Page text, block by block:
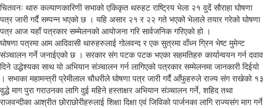
चितवनः थारु कल्याणकारिणी सभाको एकिकृत थरुहट राष्ट्रिय भेला २१ वुदेंं सौराहा घोषणा
पत्र जारी गर्दै सम्पन्न भएको छ । यहि असार २१ र २२ गते भएको भेलाले तयार गरेको घोषणा
पत्र आज यहाँ पत्रकार सम्मेलनको आयोजना गरि सार्वजनिक गरिएको हो ।
घोषणा पत्रमा आम आदिवासी थारुहरुलाई गोलवन्द र एक सुत्रमा वाँध्न ग्रिन भेष्ट मुमेन्ट
संञ्चालन गर्ने जनाईएको छ । सरकार संग पटक पटक भएका सहमतिहरु कार्यान्वयन गर्न दवाव
दिने उद्धेश्यका साथ यो अभियान संञ्चालन गर्न लागिएको पत्रकार सम्मेलनमा जानकारी दिईयो
। सभाका महामन्त्री प्रेमीलाल चौधरीले घोषणा पत्र जारी गर्दै आँफुहरुले राज्य संग राखेको १३
वुद्धे माग पुरा गराउनका लागि दुई महिने हस्ताक्षर अभियान संञ्चालन गर्ने, शहिद तथा
राजवन्दीका आश्रीत छोराछोरीहरुलाई शिक्षा दिक्षा एवं जिविको पार्जनका लागि राज्यसंग माग गर्ने